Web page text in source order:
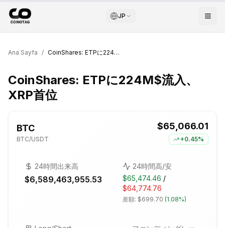
JP
Ana Sayfa / CoinShares: ETPに224M$流入、XRP首位
CoinShares: ETPに224M$流入、
XRP首位
BTC
BTC/USDT
$65,066.01
+0.45%
24時間出来高
$6,589,463,955.53
24時間高/安
$65,474.46 /
$64,774.76
差額: $699.70 (1.08%)